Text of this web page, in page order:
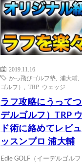
2019.11.16
かっ飛びゴルフ塾 ,浦大輔 ,
ゴルフ）
,TRP ウェッジ
ラフ攻略にうって
デルゴルフ）TRP
ド術に絡めてレビ
ッスンプロ 浦大輔
Edle GOLF（イーデルゴル